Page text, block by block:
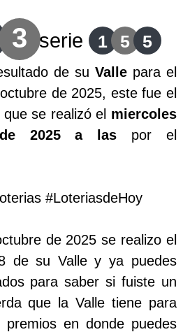
3 serie 1 5 5
de su Vallepara el
de 2025, este fue el
se realizó el miercoles
2025 a las por el
#LoteriasdeHoy
de 2025 se realizo el
de su Valle y ya puedes
para saber si fuiste un
que la Valle tiene para
en donde puedes